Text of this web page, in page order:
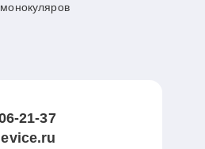
21-37